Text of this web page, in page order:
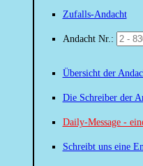
Zufalls-Andacht
Andacht Nr.:
Übersicht der
Die Schreiber der
Daily-Message -
Schreibt uns eine